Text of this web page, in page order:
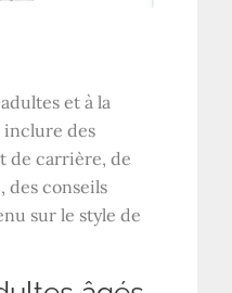
et à la
des
de carrière, de
conseils
sur le style de